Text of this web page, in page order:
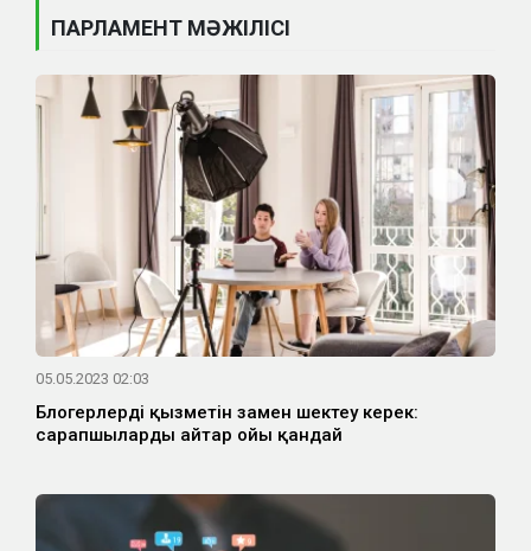
ПАРЛАМЕНТ МӘЖІЛІСІ
05.05.2023 02:03
Блогерлердің қызметін заңмен шектеу керек:
сарапшылардың айтар ойы қандай